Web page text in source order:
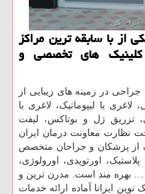
از با سابقه ترین مراكز
كلینیك های تخصصی و
در زمینه های زیبایی از
با لیپوماتیک، لاغری با
تزریق ژل و بوتاکس، لیفت
نظارت معاونت درمان ایران
از پزشکان و جراحان متخصص
اورتوپدی، اورولوژی،
بهره مند است. مدرن ترین و
ایرانا آماده ارائه خدمات